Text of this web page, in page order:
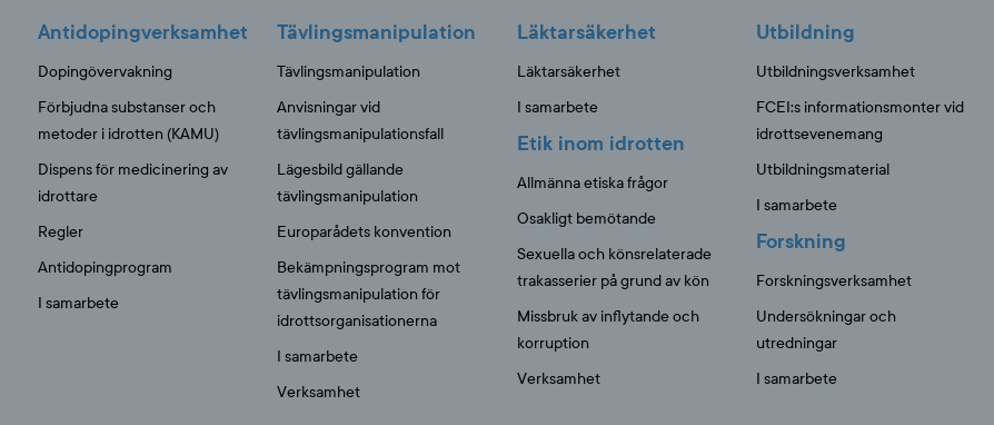
Antidopingverksamhet
Dopingövervakning
Förbjudna substanser och
metoder i idrotten (KAMU)
Dispens för medicinering av
idrottare
Regler
Antidopingprogram
I samarbete
Tävlingsmanipulation
Tävlingsmanipulation
Anvisningar vid
tävlingsmanipulationsfall
Lägesbild gällande
tävlingsmanipulation
Europarådets konvention
Bekämpningsprogram mot
tävlingsmanipulation för
idrottsorganisationerna
I samarbete
Verksamhet
Läktarsäkerhet
Läktarsäkerhet
I samarbete
Etik inom idrotten
Allmänna etiska frågor
Osakligt bemötande
Sexuella och könsrelaterade
trakasserier på grund av kön
Missbruk av inflytande och
korruption
Verksamhet
Utbildning
Utbildningsverksamhet
FCEI:s informationsmonter vid
idrottsevenemang
Utbildningsmaterial
I samarbete
Forskning
Forskningsverksamhet
Undersökningar och
utredningar
I samarbete